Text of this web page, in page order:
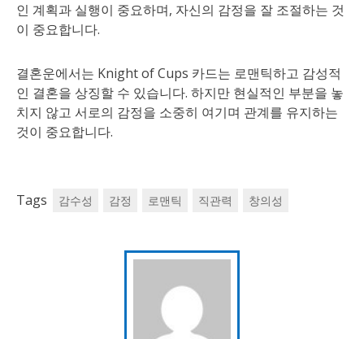
인 계획과 실행이 중요하며, 자신의 감정을 잘 조절하는 것
이 중요합니다.
결혼운에서는 Knight of Cups 카드는 로맨틱하고 감성적
인 결혼을 상징할 수 있습니다. 하지만 현실적인 부분을 놓
치지 않고 서로의 감정을 소중히 여기며 관계를 유지하는
것이 중요합니다.
Tags 감수성 감정 로맨틱 직관력 창의성